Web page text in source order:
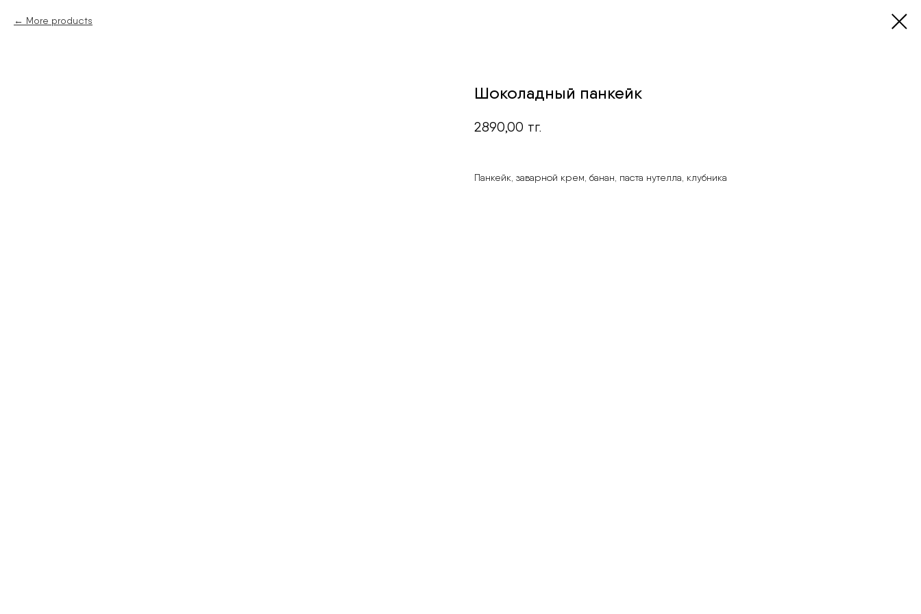
More products
Шоколадный панкейк
2890,00 тг.
Панкейк, заварной крем, банан, паста нутелла, клубника